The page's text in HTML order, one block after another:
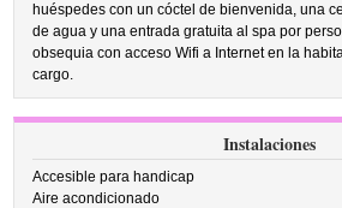
huéspedes con un cóctel de bienvenida, una
de agua y una entrada gratuita al spa por
obsequia con acceso Wifi a Internet en la
cargo.
Instalaciones
Accesible para handicap
Aire acondicionado